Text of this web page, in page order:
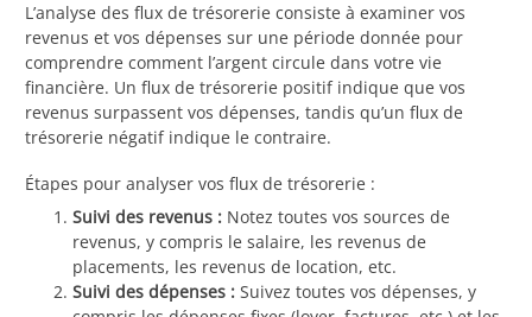
L’analyse des flux de trésorerie consiste à examiner vos
revenus et vos dépenses sur une période donnée pour
comprendre comment l’argent circule dans votre vie
financière. Un flux de trésorerie positif indique que vos
revenus surpassent vos dépenses, tandis qu’un flux de
trésorerie négatif indique le contraire.
Étapes pour analyser vos flux de trésorerie :
Suivi des revenus : Notez toutes vos sources de
revenus, y compris le salaire, les revenus de
placements, les revenus de location, etc.
Suivi des dépenses : Suivez toutes vos dépenses, y